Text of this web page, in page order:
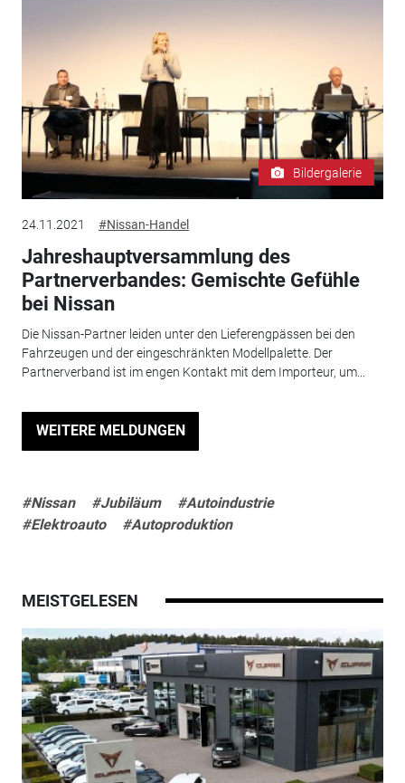
Bildergalerie
24.11.2021 #Nissan-Handel
Jahreshauptversammlung des
Partnerverbandes: Gemischte Gefühle
bei Nissan
Die Nissan-Partner leiden unter den Lieferengpässen bei den
Fahrzeugen und der eingeschränkten Modellpalette. Der
Partnerverband ist im engen Kontakt mit dem Importeur, um...
WEITERE MELDUNGEN
#Nissan #Jubiläum
#Autoindustrie
#Elektroauto
#Autoproduktion
MEISTGELESEN